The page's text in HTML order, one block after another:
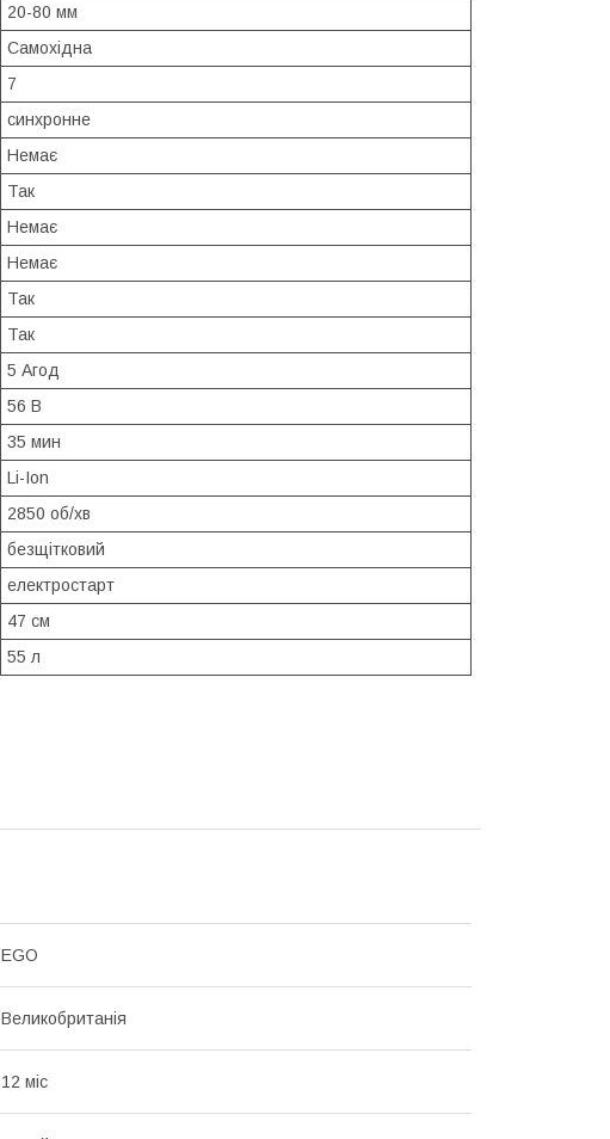
20-80 мм
Самохідна
7
синхронне
Немає
Так
Немає
Немає
Так
Так
5 Агод
56 В
35 мин
Li-Ion
2850 об/хв
безщітковий
електростарт
47 см
55 л
EGO
Великобританія
12 міс